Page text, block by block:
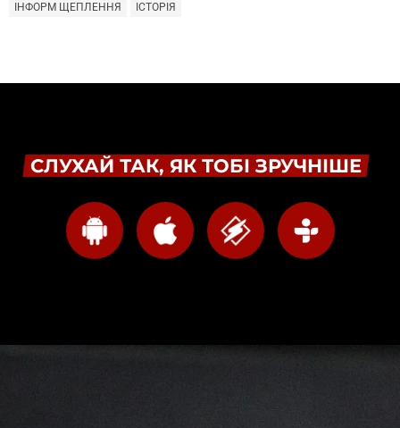
ІНФОРМ ЩЕПЛЕННЯ
ІСТОРІЯ
СЛУХАЙ ТАК, ЯК ТОБІ ЗРУЧНІШЕ